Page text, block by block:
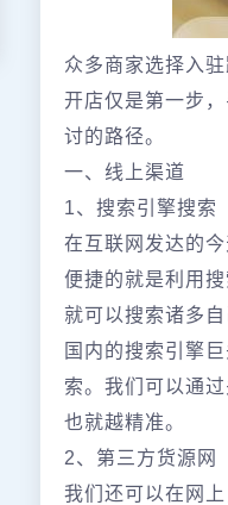
众多商家选择入
开店仅是第一步
讨的路径。
一、线上渠道
1、搜索引擎搜索
在互联网发达的
便捷的就是利用
就可以搜索诸多
国内的搜索引擎
索。我们可以通
也就越精准。
2、第三方货源网
我们还可以在网